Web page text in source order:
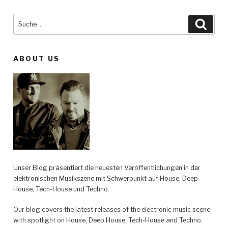
ABOUT US
Unser Blog präsentiert die neuesten Veröffentlichungen in der
elektronischen Musikszene mit Schwerpunkt auf House, Deep
House, Tech-House und Techno.
Our blog covers the latest releases of the electronic music scene
with spotlight on House, Deep House, Tech-House and Techno.